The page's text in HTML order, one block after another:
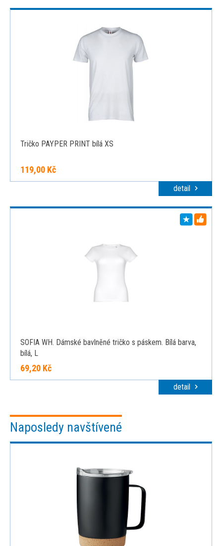
Tričko PAYPER PRINT bílá XS
119,00 Kč
detail
SOFIA WH. Dámské bavlněné tričko s páskem. Bílá barva,
bílá, L
69,20 Kč
detail
Naposledy navštívené